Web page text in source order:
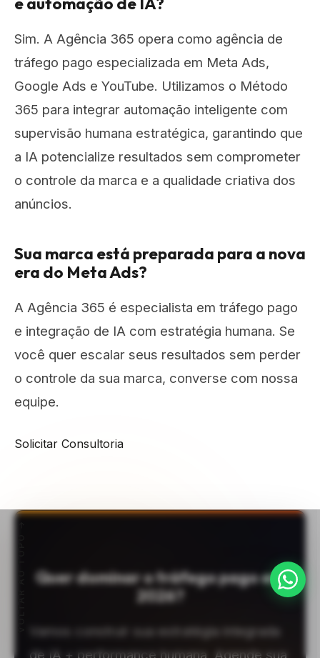
Sim. A Agência 365 opera como agência de
tráfego pago especializada em Meta Ads,
Google Ads e YouTube. Utilizamos o Método
365 para integrar automação inteligente com
supervisão humana estratégica, garantindo que
a IA potencialize resultados sem comprometer
o controle da marca e a qualidade criativa dos
anúncios.
Sua marca está preparada para a nova
era do Meta Ads?
A Agência 365 é especialista em tráfego pago
e integração de IA com estratégia humana. Se
você quer escalar seus resultados sem perder
o controle da sua marca, converse com nossa
equipe.
Solicitar Consultoria
Quer dominar o tráfego pago em
2026?
Vamos construir sua estratégia integrada
de IA + performance humana. Agende sua